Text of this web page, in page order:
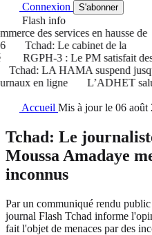
Connexion
S'abonner
Flash info
des services en hausse de
Tchad: Le cabinet de la
RGPH-3 : Le PM satisfait des
LA HAMA suspend
en ligne
L’ADHET salue
Accueil Mis à jour le 06 août
Tchad: Le
Moussa Amadaye
inconnus
Par un communiqué rendu
journal Flash Tchad informe
fait l'objet de menaces par des